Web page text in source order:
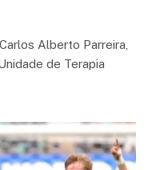
Alberto Parreira,
de Terapia